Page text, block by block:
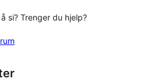
si? Trenger du hjelp?